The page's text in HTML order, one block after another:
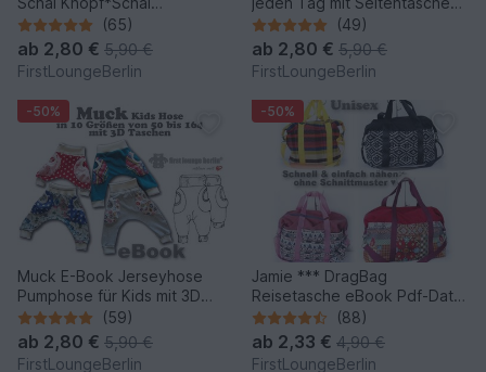
Wickelschal Sommer Winter
(65)
ab 2,80 € 5,90 €
FirstLoungeBerlin
- Sommerkleid Jerseykleid
Tunika Nähen mit nur kleinem
Schnitt
(49)
ab 2,80 € 5,90 €
FirstLoungeBerlin
-50%
Muck E-Book Jerseyhose
Pumphose für Kids mit 3D
Taschen Unisex in 10 Größen
50/56-158/164 Nähanleitung
& Schnittmuster von
(59)
ab 2,80 € 5,90 €
FirstLoungeBerlin
-50%
Jamie *** DragBag
Reisetasche eBook Pdf-Datei
Nähanleitung! Expressnähen
ohne Schnittmuster-Ausdruck
in 4 Größen S-XL
(88)
ab 2,33 € 4,90 €
FirstLoungeBerlin